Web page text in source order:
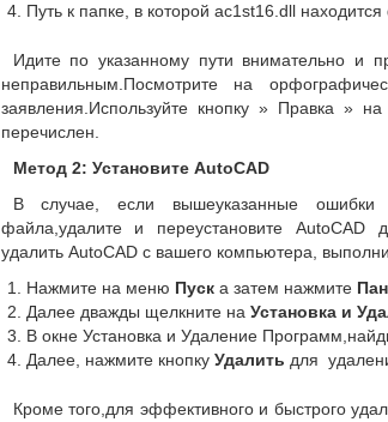
Путь к папке, в которой ac1st16.dll
Идите по указанному пути внимательно и
неправильным.Посмотрите на
заявления.Используйте кнопку » Правка »
перечислен.
Метод 2: Установите AutoCAD
В случае, если вышеуказанные ошибки
файла,удалите и переустановите
удалить AutoCAD с вашего компьютера,
Нажмите на меню Пуска затем нажмите
Далее дважды щелкните на Установка и
В окне Установка и Удаление
Далее, нажмите кнопку Удалить для
Кроме того,для эффективного и быстрого